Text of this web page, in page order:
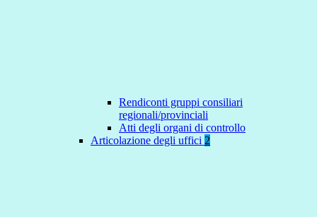
Rendiconti gruppi consiliari
regionali/provinciali
Atti degli organi di controllo
Articolazione degli uffici 2